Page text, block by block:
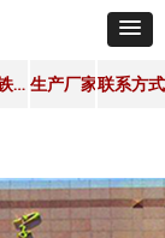
氧化铁颜料用途 生产厂家联系方式